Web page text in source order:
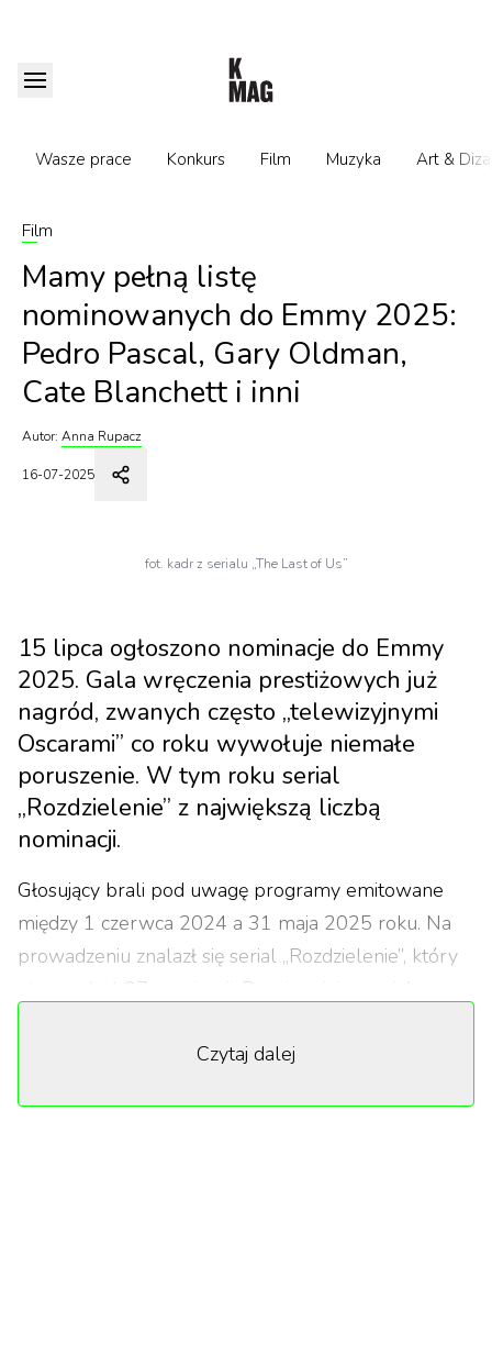
Wasze prace Konkurs Film Muzyka Art &
Film
Mamy pełną listę
nominowanych do Emmy 2025:
Pedro Pascal, Gary Oldman,
Cate Blanchett i inni
Autor: Anna Rupacz
16-07-2025
fot. kadr z serialu „The Last of Us”
15 lipca ogłoszono nominacje do Emmy
2025. Gala wręczenia prestiżowych już
nagród, zwanych często „telewizyjnymi
Oscarami” co roku wywołuje niemałe
poruszenie. W tym roku serial
„Rozdzielenie” z największą liczbą
nominacji.
Głosujący brali pod uwagę programy emitowane
między 1 czerwca 2024 a 31 maja 2025 roku. Na
prowadzeniu znalazł się serial „Rozdzielenie”, który
otrzymał aż 27 nominacji. Drugie miejsce zajął
„Biały Lotos” z 23 nominacjami. Dobrze wypadły też
Czytaj dalej